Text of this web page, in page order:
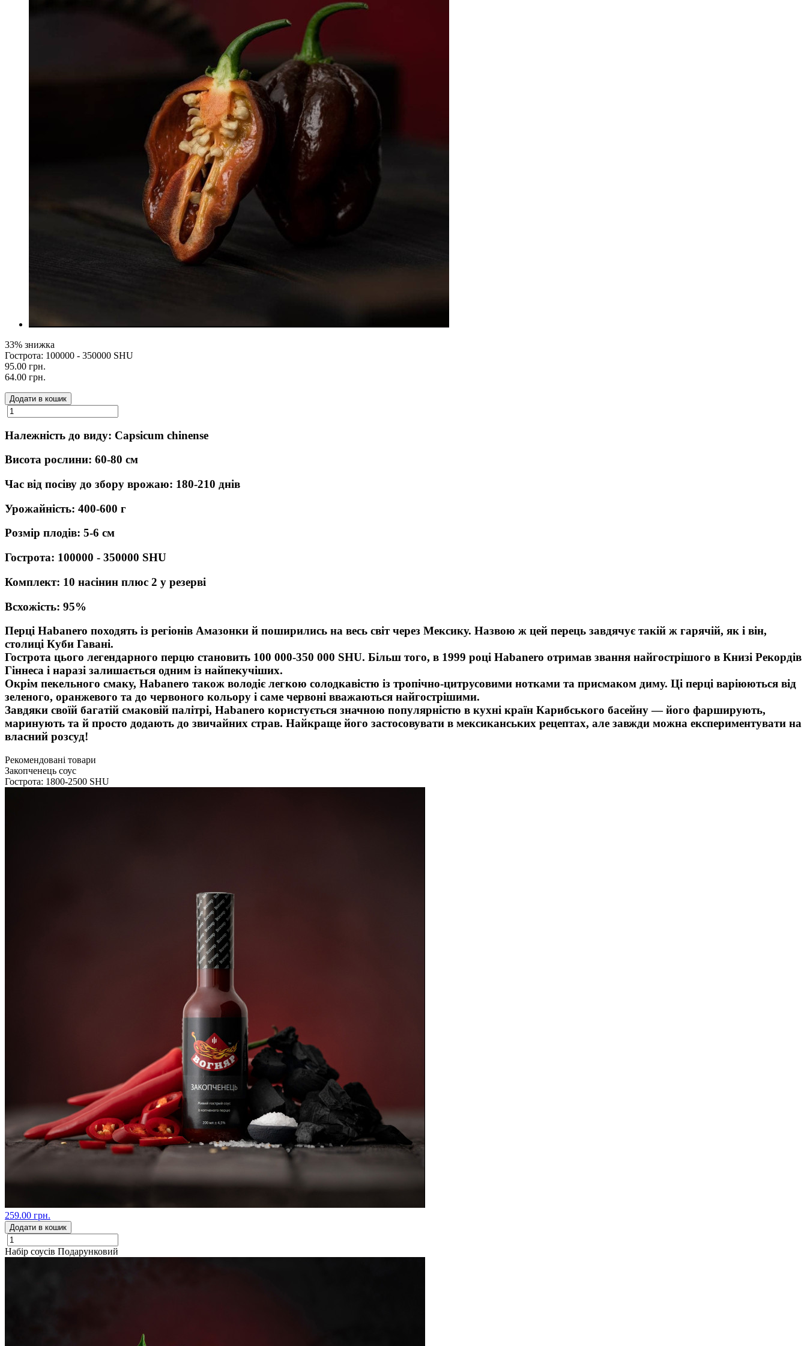
33% знижка
Гострота: 100000 - 350000 SHU
95.00 грн.
64.00 грн.
Додати в кошик
Належність до виду: Capsicum chinense
Висота рослини: 60-80 см
Час від посіву до збору врожаю: 180-210 днів
Урожайність: 400-600 г
Розмір плодів: 5-6 см
Гострота: 100000 - 350000 SHU
Комплект: 10 насінин плюс 2 у резерві
Всхожість: 95%
Перці Habanero походять із регіонів Амазонки й поширились на весь світ через Мексику. Назвою ж цей перець завдячує такій ж гарячій, як і він,
столиці Куби Гавані.
Гострота цього легендарного перцю становить 100 000-350 000 SHU. Більш того, в 1999 році Habanero отримав звання найгострішого в Книзі Рекордів
Гіннеса і наразі залишається одним із найпекучіших.
Окрім пекельного смаку, Habanero також володіє легкою солодкавістю із тропічно-цитрусовими нотками та присмаком диму. Ці перці варіюються від
зеленого, оранжевого та до червоного кольору і саме червоні вважаються найгострішими.
Завдяки своїй багатій смаковій палітрі, Habanero користується значною популярністю в кухні країн Карибського басейну — його фарширують,
маринують та й просто додають до звичайних страв. Найкраще його застосовувати в мексиканських рецептах, але завжди можна експериментувати на
власний розсуд!
Рекомендовані товари
Закопченець соус
Гострота: 1800-2500 SHU
259.00 грн.
Додати в кошик
Набір соусів Подарунковий